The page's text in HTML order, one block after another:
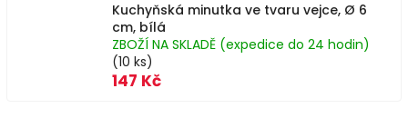
Kuchyňská minutka ve tvaru vejce, Ø 6
cm, bílá
ZBOŽÍ NA SKLADĚ (expedice do 24 hodin)
(10 ks)
147 Kč